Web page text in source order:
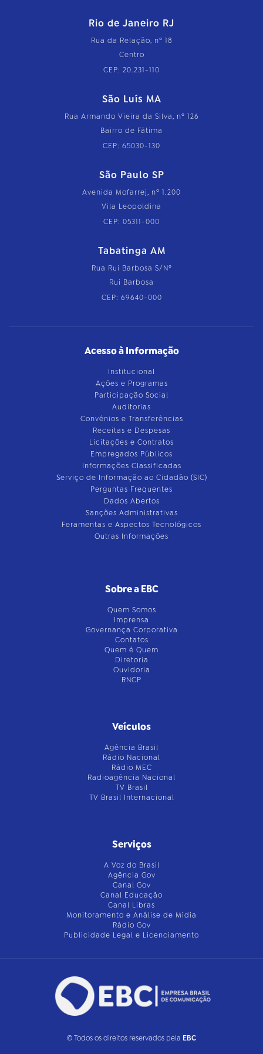
Rio de Janeiro RJ
Rua da Relação, nº 18
Centro
CEP: 20.231-110
São Luís MA
Rua Armando Vieira da Silva, nº 126
Bairro de Fátima
CEP: 65030-130
São Paulo SP
Avenida Mofarrej, nº 1.200
Vila Leopoldina
CEP: 05311-000
Tabatinga AM
Rua Rui Barbosa S/Nº
Rui Barbosa
CEP: 69640-000
Acesso à Informação
Institucional
Ações e Programas
Participação Social
Auditorias
Convênios e Transferências
Receitas e Despesas
Licitações e Contratos
Empregados Públicos
Informações Classificadas
Serviço de Informação ao Cidadão (SIC)
Perguntas Frequentes
Dados Abertos
Sanções Administrativas
Feramentas e Aspectos Tecnológicos
Outras Informações
Sobre a EBC
Quem Somos
Imprensa
Governança Corporativa
Contatos
Quem é Quem
Diretoria
Ouvidoria
RNCP
Veículos
Agência Brasil
Rádio Nacional
Rádio MEC
Radioagência Nacional
TV Brasil
TV Brasil Internacional
Serviços
A Voz do Brasil
Agência Gov
Canal Gov
Canal Educação
Canal Libras
Monitoramento e Análise de Mídia
Rádio Gov
Publicidade Legal e Licenciamento
© Todos os direitos reservados pela EBC